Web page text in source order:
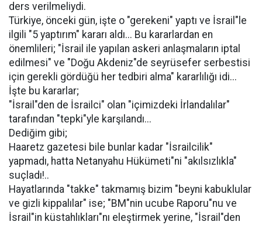
ders verilmeliydi.
Türkiye, önceki gün, işte o "gerekeni" yaptı ve İsrail"le
ilgili "5 yaptırım" kararı aldı... Bu kararlardan en
önemlileri; "İsrail ile yapılan askeri anlaşmaların iptal
edilmesi" ve "Doğu Akdeniz"de seyrüsefer serbestisi
için gerekli gördüğü her tedbiri alma" kararlılığı idi...
İşte bu kararlar;
"İsrail"den de İsrailci" olan "içimizdeki İrlandalılar"
tarafından "tepki"yle karşılandı...
Dediğim gibi;
Haaretz gazetesi bile bunlar kadar "İsrailcilik"
yapmadı, hatta Netanyahu Hükümeti"ni "akılsızlıkla"
suçladı!..
Hayatlarında "takke" takmamış bizim "beyni kabuklular
ve gizli kippalılar" ise; "BM"nin ucube Raporu"nu ve
İsrail"in küstahlıkları"nı eleştirmek yerine, "İsrail"den